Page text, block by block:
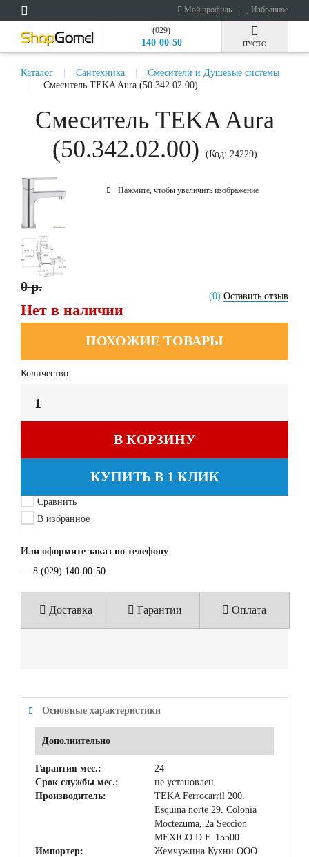
Мой профиль Избранное
(029)
140-00-50 ПУСТО
Каталог Сантехника
Смесители и Душевые системы
Смеситель TEKA Aura (50.342.02.00)
Смеситель TEKA Aura
(50.342.02.00)
(Код: 24229)
Нажмите, чтобы увеличить изображение
(0) Оставить отзыв
0 р.
Нет в наличии
ПОХОЖИЕ ТОВАРЫ
Количество
В КОРЗИНУ
КУПИТЬ В 1 КЛИК
Сравнить
В избранное
Или оформите заказ по телефону
— 8 (029) 140-00-50
Доставка Гарантии Оплата
Основные характеристики
Дополнительно
Гарантия мес.:
24
Срок службы мес.:
не установлен
Производитель:
TEKA Ferrocarril 200.
Esquina norte 29. Colonia
Moctezuma, 2a Seccion
MEXICO D.F. 15500
Импортер:
Жемчужина Кухни ООО